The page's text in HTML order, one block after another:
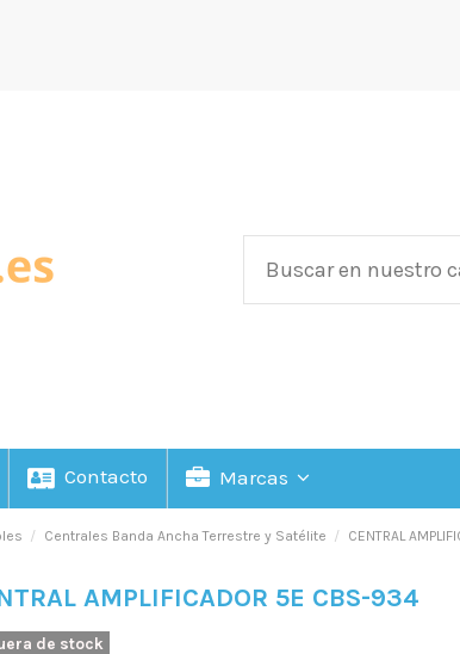
Contacto Marcas
Centrales Banda Ancha Terrestre y Satélite CENTRAL
AMPLIFICADOR 5E CBS-934
de stock